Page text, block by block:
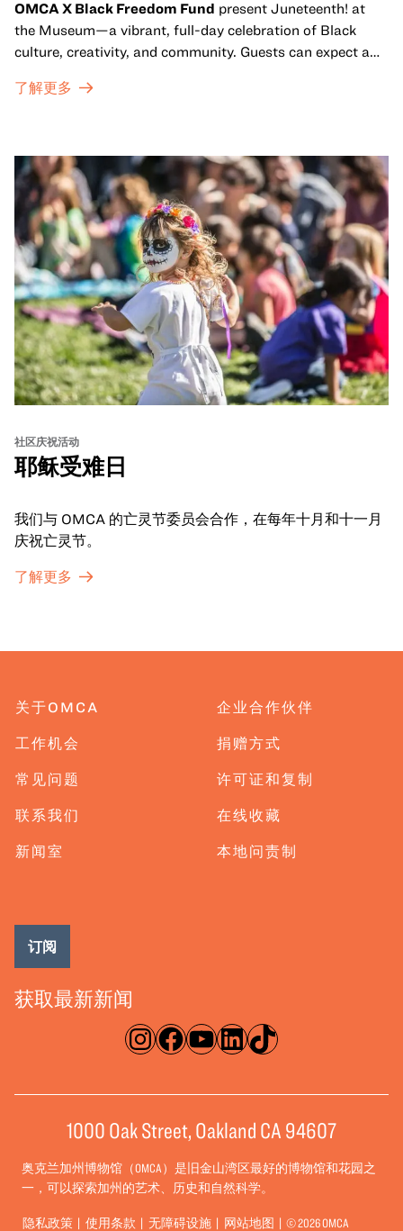
OMCA X Black Freedom Fund present Juneteenth! at
the Museum—a vibrant, full-day celebration of Black
culture, creativity, and community. Guests can expect a
sets from boundary-pushing artists, delicious offerings
move, make, and connect in celebration of Black culture.
了解更多
社区庆祝活动
耶稣受难日
我们与 OMCA 的亡灵节委员会合作，在每年十月和十一月
庆祝亡灵节。
了解更多
关于OMCA
工作机会
常见问题
联系我们
新闻室
企业合作伙伴
捐赠方式
许可证和复制
在线收藏
本地问责制
淘宝网脸书录像带ǞǞǞTikTok
获取最新新闻
订阅
1000 Oak Street, Oakland CA 94607
奥克兰加州博物馆（OMCA）是旧金山湾区最好的博物馆和花园之
一，可以探索加州的艺术、历史和自然科学。
隐私政策 使用条款 无障碍设施 网站地图 © 2026 OMCA